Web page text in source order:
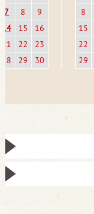
7
8
9
14
15
16
21
22
23
28
29 30
8
15
22
29